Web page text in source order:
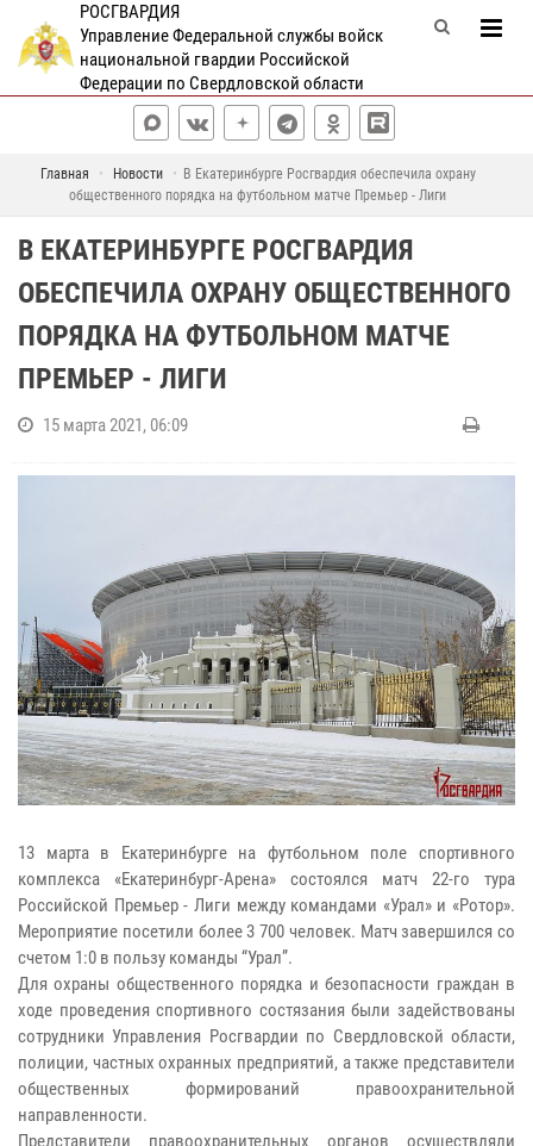
РОСГВАРДИЯ
Управление Федеральной службы войск
национальной гвардии Российской
Федерации по Свердловской области
Главная Новости
В Екатеринбурге Росгвардия обеспечила охрану
общественного порядка на футбольном матче Премьер - Лиги
В ЕКАТЕРИНБУРГЕ РОСГВАРДИЯ
ОБЕСПЕЧИЛА ОХРАНУ ОБЩЕСТВЕННОГО
ПОРЯДКА НА ФУТБОЛЬНОМ МАТЧЕ
ПРЕМЬЕР - ЛИГИ
15 марта 2021, 06:09
13 марта в Екатеринбурге на футбольном поле спортивного
комплекса «Екатеринбург-Арена» состоялся матч 22-го тура
Российской Премьер - Лиги между командами «Урал» и «Ротор».
Мероприятие посетили более 3 700 человек. Матч завершился со
счетом 1:0 в пользу команды “Урал”.
Для охраны общественного порядка и безопасности граждан в
ходе проведения спортивного состязания были задействованы
сотрудники Управления Росгвардии по Свердловской области,
полиции, частных охранных предприятий, а также представители
общественных формирований правоохранительной
направленности.
Представители правоохранительных органов осуществляли